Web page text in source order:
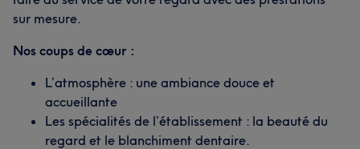
sur mesure.
Nos coups de cœur :
L’atmosphère : une ambiance douce et
accueillante
Les spécialités de l’établissement : la beauté du
regard et le blanchiment dentaire.